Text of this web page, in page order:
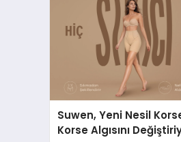
Suwen, Yeni Nesil
Korse Algısını